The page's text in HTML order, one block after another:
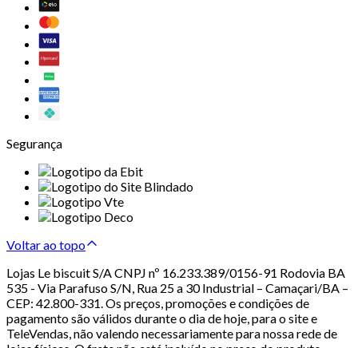
Segurança
Voltar ao topo
Lojas Le biscuit S/A CNPJ nº 16.233.389/0156-91 Rodovia BA
535 - Via Parafuso S/N, Rua 25 a 30 Industrial – Camaçari/BA –
CEP: 42.800-331. Os preços, promoções e condições de
pagamento são válidos durante o dia de hoje, para o site e
TeleVendas, não valendo necessariamente para nossa rede de